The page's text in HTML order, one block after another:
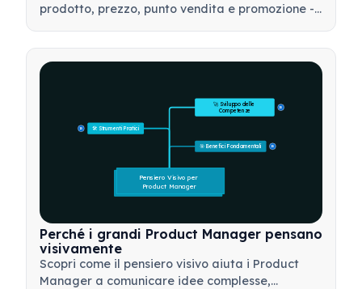
prodotto, prezzo, punto vendita e promozione -
🎯 Benefici Fondamentali 15
🛠️ Strumenti Pratici
15
🚀 Sviluppo delle
Competenze
15
Pensiero Visivo per
Product Manager
Perché i grandi Product Manager pensano
visivamente
Scopri come il pensiero visivo aiuta i Product
Manager a comunicare idee complesse,